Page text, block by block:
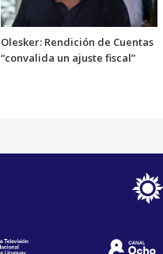
Olesker: Rendición de Cuentas
“convalida un ajuste fiscal”